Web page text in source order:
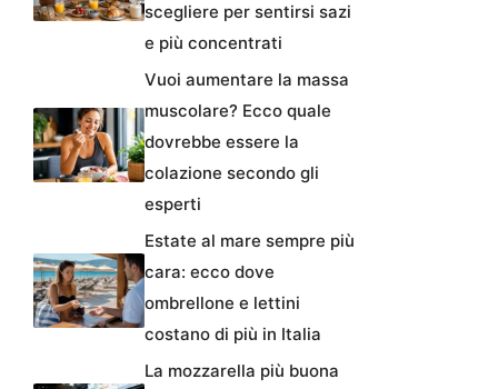
scegliere per sentirsi sazi
e più concentrati
Vuoi aumentare la massa
muscolare? Ecco quale
dovrebbe essere la
colazione secondo gli
esperti
Estate al mare sempre più
cara: ecco dove
ombrellone e lettini
costano di più in Italia
La mozzarella più buona